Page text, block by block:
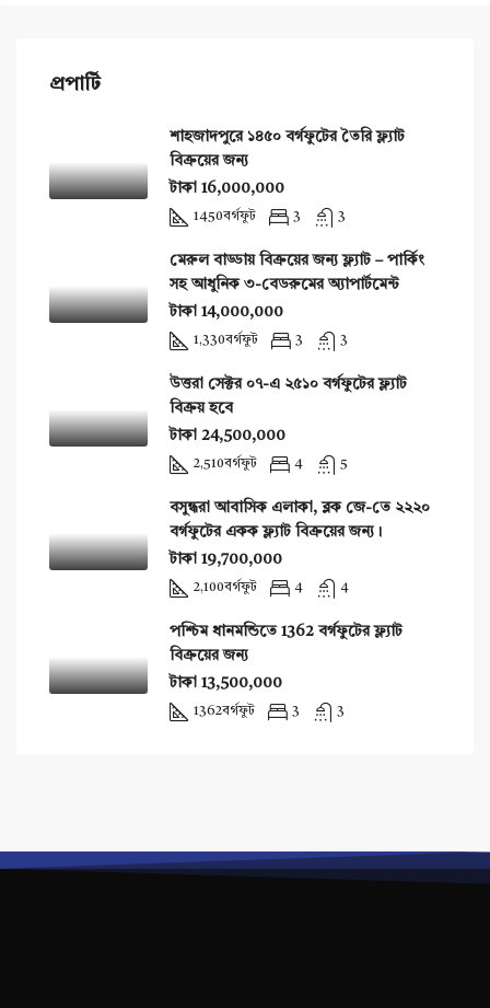
প্রপার্টি
শাহজাদপুরে ১৪৫০ বর্গফুটের তৈরি ফ্ল্যাট
বিক্রয়ের জন্য
টাকা 16,000,000
1450বর্গফুট 3 3
মেরুল বাড্ডায় বিক্রয়ের জন্য ফ্ল্যাট – পার্কিং
সহ আধুনিক ৩-বেডরুমের অ্যাপার্টমেন্ট
টাকা 14,000,000
1,330বর্গফুট 3 3
উত্তরা সেক্টর ০৭-এ ২৫১০ বর্গফুটের ফ্ল্যাট
বিক্রয় হবে
টাকা 24,500,000
2,510বর্গফুট 4 5
বসুন্ধরা আবাসিক এলাকা, ব্লক জে-তে ২২২০
বর্গফুটের একক ফ্ল্যাট বিক্রয়ের জন্য।
টাকা 19,700,000
2,100বর্গফুট 4 4
পশ্চিম ধানমন্ডিতে 1362 বর্গফুটের ফ্ল্যাট
বিক্রয়ের জন্য
টাকা 13,500,000
1362বর্গফুট 3 3